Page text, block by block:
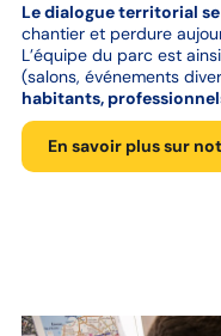
Le dialogue territorial
chantier et perdure
L’équipe du parc est
(salons, événements
habitants,
En savoir plus sur